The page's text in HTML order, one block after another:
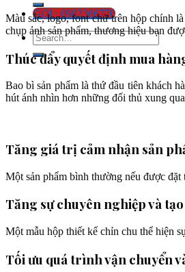
GỌI : 0982366770
Màu sắc, logo, font chữ trên hộp chính
chụp ảnh sản phẩm, thương hiệu bạn
Thúc đẩy quyết định mua
Bao bì sản phẩm là thứ đầu tiên khách
hút ánh nhìn hơn những đối thủ xung
Tăng giá trị cảm nhận sản
Một sản phẩm bình thường nếu được
Tăng sự chuyên nghiệp và
Một mẫu hộp thiết kế chỉn chu thể hiện
Tối ưu quá trình vận chuyển